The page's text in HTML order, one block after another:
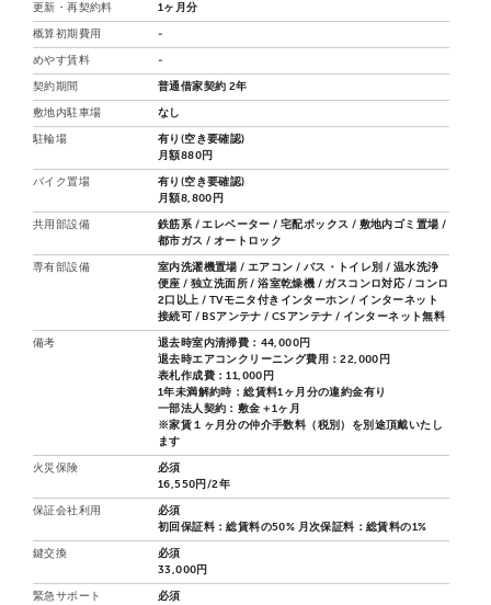
更新・再契約料 1ヶ月分
概算初期費用 -
めやす賃料 -
契約期間 普通借家契約 2年
敷地内駐車場 なし
駐輪場
有り(空き要確認)
月額880円
バイク置場
有り(空き要確認)
月額8,800円
共用部設備
鉄筋系 / エレベーター / 宅配ボックス / 敷地内ゴミ置場 /
都市ガス / オートロック
専有部設備
室内洗濯機置場 / エアコン / バス・トイレ別 / 温水洗浄
便座 / 独立洗面所 / 浴室乾燥機 / ガスコンロ対応 / コンロ
2口以上 / TVモニタ付きインターホン / インターネット
接続可 / BSアンテナ / CSアンテナ / インターネット無料
備考
退去時室内清掃費：44,000円
退去時エアコンクリーニング費用：22,000円
表札作成費：11,000円
1年未満解約時：総賃料1ヶ月分の違約金有り
一部法人契約：敷金＋1ヶ月
※家賃１ヶ月分の仲介手数料（税別）を別途頂戴いたし
ます
火災保険
必須
16,550円/2年
保証会社利用
必須
初回保証料：総賃料の50% 月次保証料：総賃料の1%
鍵交換
必須
33,000円
緊急サポート 必須